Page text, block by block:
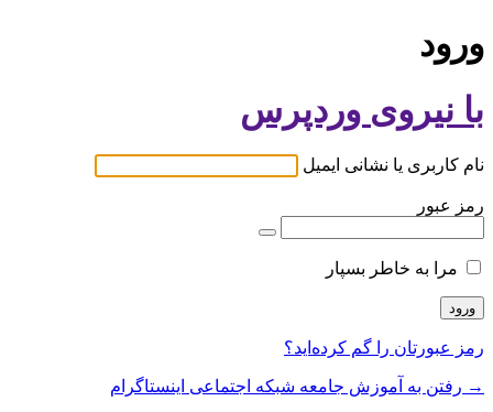
ورود
با نیروی وردپرس
نام کاربری یا نشانی ایمیل
رمز عبور
مرا به خاطر بسپار
رمز عبورتان را گم کرده‌اید؟
→ رفتن به آموزش جامعه شبکه اجتماعی اینستاگرام